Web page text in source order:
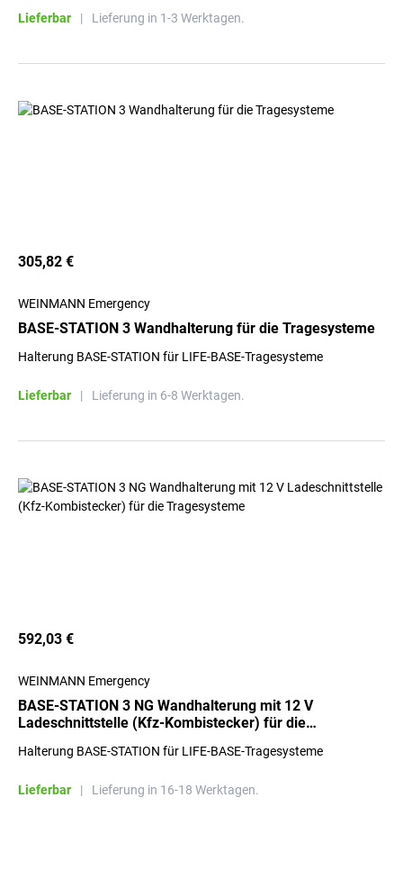
Lieferbar | Lieferung in 1-3 Werktagen.
305,82 €
WEINMANN Emergency
BASE-STATION 3 Wandhalterung für die Tragesysteme
Halterung BASE-STATION für LIFE-BASE-Tragesysteme
Lieferbar | Lieferung in 6-8 Werktagen.
592,03 €
WEINMANN Emergency
BASE-STATION 3 NG Wandhalterung mit 12 V
Ladeschnittstelle (Kfz-Kombistecker) für die
Halterung BASE-STATION für LIFE-BASE-Tragesysteme
Lieferbar | Lieferung in 16-18 Werktagen.